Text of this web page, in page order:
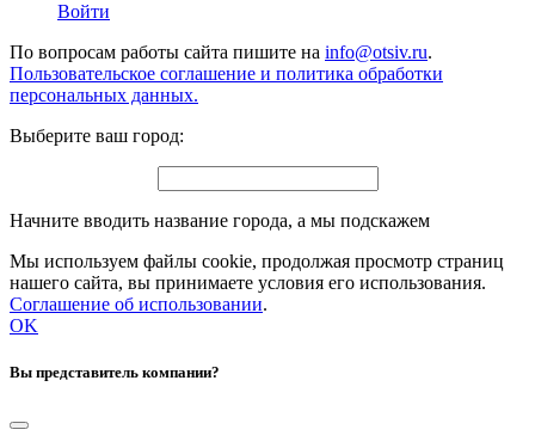
Войти
По вопросам работы сайта пишите на info@otsiv.ru.
Пользовательское соглашение и политика обработки
персональных данных.
Выберите ваш город:
Начните вводить название города, а мы подскажем
Мы используем файлы cookie, продолжая просмотр страниц
нашего сайта, вы принимаете условия его использования.
Соглашение об использовании.
OK
Вы представитель компании?